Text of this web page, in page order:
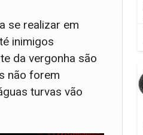
se realizar em
inimigos
da vergonha são
não forem
turvas vão